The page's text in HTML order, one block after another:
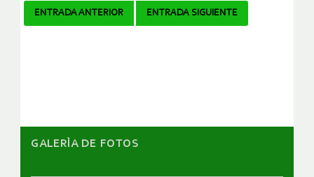
Navegador
ENTRADA ANTERIOR ENTRADA SIGUIENTE
GALERÌA DE FOTOS